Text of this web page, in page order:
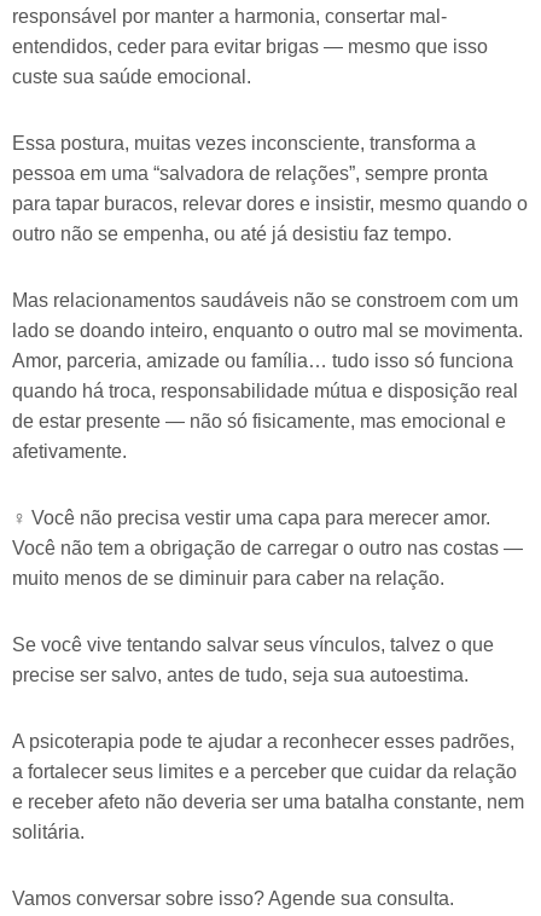
responsável por manter a harmonia, consertar mal-
entendidos, ceder para evitar brigas — mesmo que isso
custe sua saúde emocional.
Essa postura, muitas vezes inconsciente, transforma a
pessoa em uma “salvadora de relações”, sempre pronta
para tapar buracos, relevar dores e insistir, mesmo quando o
outro não se empenha, ou até já desistiu faz tempo.
Mas relacionamentos saudáveis não se constroem com um
lado se doando inteiro, enquanto o outro mal se movimenta.
Amor, parceria, amizade ou família… tudo isso só funciona
quando há troca, responsabilidade mútua e disposição real
de estar presente — não só fisicamente, mas emocional e
afetivamente.
‍♀️ Você não precisa vestir uma capa para merecer amor.
Você não tem a obrigação de carregar o outro nas costas —
muito menos de se diminuir para caber na relação.
Se você vive tentando salvar seus vínculos, talvez o que
precise ser salvo, antes de tudo, seja sua autoestima.
A psicoterapia pode te ajudar a reconhecer esses padrões,
a fortalecer seus limites e a perceber que cuidar da relação
e receber afeto não deveria ser uma batalha constante, nem
solitária.
Vamos conversar sobre isso? Agende sua consulta.